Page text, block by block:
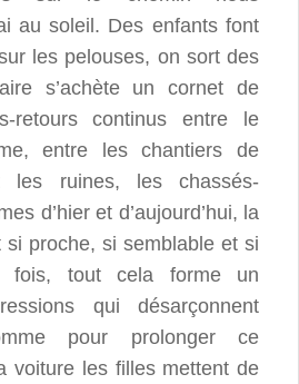
au soleil. Des enfants font
les pelouses, on sort des
s’achète un cornet de
retours continus entre le
entre les chantiers de
les ruines, les chassés-
d’hier et d’aujourd’hui, la
si proche, si semblable et si
fois, tout cela forme un
qui désarçonnent
pour prolonger ce
voiture les filles mettent de